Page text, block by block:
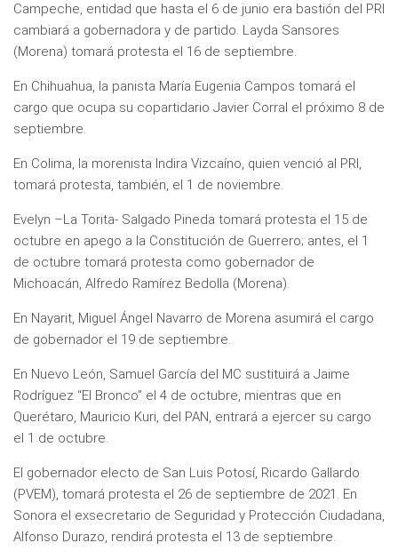
Campeche, entidad que hasta el 6 de junio era bastión del PRI
cambiará a gobernadora y de partido. Layda Sansores
(Morena) tomará protesta el 16 de septiembre.
En Chihuahua, la panista María Eugenia Campos tomará el
cargo que ocupa su copartidario Javier Corral el próximo 8 de
septiembre.
En Colima, la morenista Indira Vizcaíno, quien venció al PRI,
tomará protesta, también, el 1 de noviembre.
Evelyn –La Torita- Salgado Pineda tomará protesta el 15 de
octubre en apego a la Constitución de Guerrero; antes, el 1
de octubre tomará protesta como gobernador de
Michoacán, Alfredo Ramírez Bedolla (Morena).
En Nayarit, Miguel Ángel Navarro de Morena asumirá el cargo
de gobernador el 19 de septiembre.
En Nuevo León, Samuel García del MC sustituirá a Jaime
Rodríguez “El Bronco” el 4 de octubre, mientras que en
Querétaro, Mauricio Kuri, del PAN, entrará a ejercer su cargo
el 1 de octubre.
El gobernador electo de San Luis Potosí, Ricardo Gallardo
(PVEM), tomará protesta el 26 de septiembre de 2021. En
Sonora el exsecretario de Seguridad y Protección Ciudadana,
Alfonso Durazo, rendirá protesta el 13 de septiembre.